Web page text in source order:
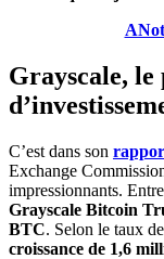
Grayscale, le
C’est dans son
Exchange
impressionnants.
Grayscale Bitcoin
BTC. Selon le taux
croissance de 1,6